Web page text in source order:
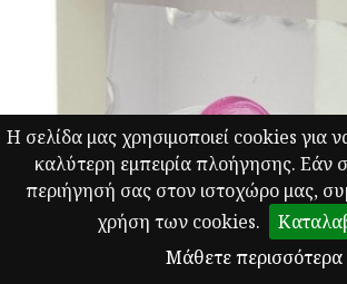
Η σελίδα μας χρησιμοποιεί cookies για
καλύτερη εμπειρία πλοήγησης. Εάν
περιήγησή σας στον ιστοχώρο μας,
χρήση των cookies.
Μάθετε περισσότερα